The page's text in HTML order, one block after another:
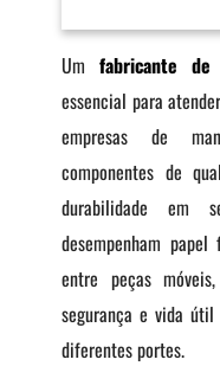
Umfabricante
essencial para
empresas de
componentes de
durabilidade em
desempenham
entre peças
segurança e vida útil
diferentes portes.